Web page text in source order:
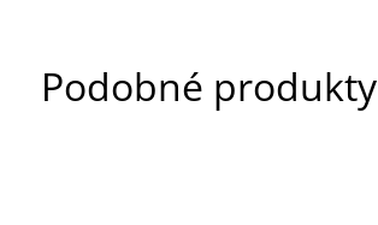
Podobné produkty